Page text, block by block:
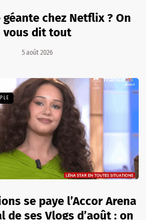
géante chez Netflix ? On
vous dit tout
5 août 2026
se paye l’Accor Arena
de ses Vlogs d’août : on